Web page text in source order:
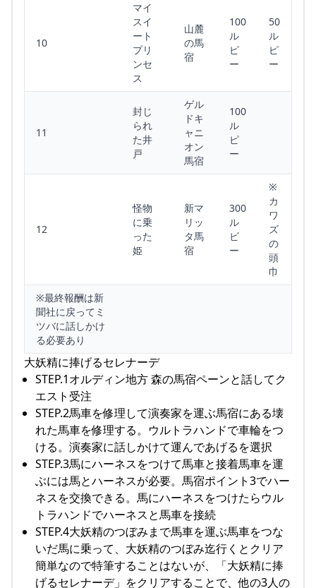
10
マイ
スイ
ート
プリ
ンセ
ス
山麓
の馬
宿
100
ル
ピ
ー
50
ル
ピ
ー
11
封じ
られ
た井
戸
ゲル
ドキ
ャニ
オン
馬宿
100
ル
ピ
ー
12
怪物
に乗
った
姫
新マ
リッ
タ馬
宿
300
ル
ビ
ー
※
カ
ワ
ズ
の
頭
巾
※最終報酬は新
聞社に戻ってミ
ツバに話しかけ
る必要あり
大妖精に捧げるセレナーデ
STEP.1オルディン地方 森の馬宿ペーンと話してク
エスト受注
STEP.2馬車を修理して演奏家を運ぶ馬宿にある壊
れた馬車を修理する。ウルトラハンドで車輪をつ
ける。演奏家に話しかけて運んであげるを選択
STEP.3馬にハーネスをつけて馬車と接着馬車を運
ぶには馬とハーネスが必要。馬宿ポイント3でハー
ネスを交換できる。馬にハーネスをつけたらウル
トラハンドでハーネスと馬車を接続
STEP.4大妖精のつぼみまで馬車を運ぶ馬車をつな
いだ馬に乗って、大妖精のつぼみ迄行くとクリア
簡単なので特筆することはないが、「大妖精に捧
げるセレナーデ」をクリアすることで、他の3人の